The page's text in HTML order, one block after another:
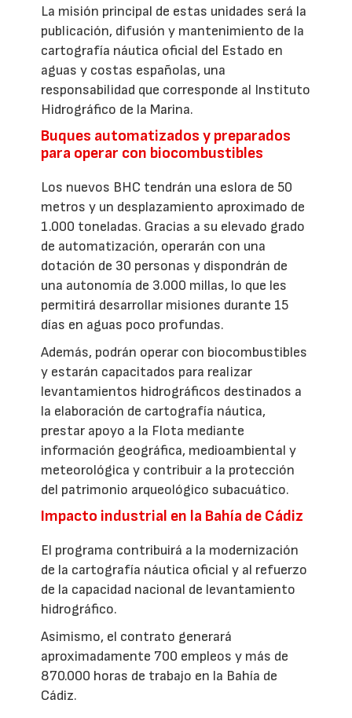
La misión principal de estas unidades será la
publicación, difusión y mantenimiento de la
cartografía náutica oficial del Estado en
aguas y costas españolas, una
responsabilidad que corresponde al Instituto
Hidrográfico de la Marina.
Buques automatizados y preparados
para operar con biocombustibles
Los nuevos BHC tendrán una eslora de 50
metros y un desplazamiento aproximado de
1.000 toneladas. Gracias a su elevado grado
de automatización, operarán con una
dotación de 30 personas y dispondrán de
una autonomía de 3.000 millas, lo que les
permitirá desarrollar misiones durante 15
días en aguas poco profundas.
Además, podrán operar con biocombustibles
y estarán capacitados para realizar
levantamientos hidrográficos destinados a
la elaboración de cartografía náutica,
prestar apoyo a la Flota mediante
información geográfica, medioambiental y
meteorológica y contribuir a la protección
del patrimonio arqueológico subacuático.
Impacto industrial en la Bahía de Cádiz
El programa contribuirá a la modernización
de la cartografía náutica oficial y al refuerzo
de la capacidad nacional de levantamiento
hidrográfico.
Asimismo, el contrato generará
aproximadamente 700 empleos y más de
870.000 horas de trabajo en la Bahía de
Cádiz.